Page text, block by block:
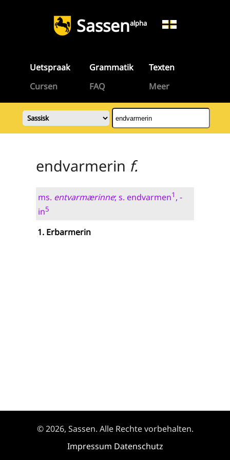
Sassenalpha
Uetspraak Grammatik
Texten
Cursen
FAQ Meer
endvarmerin f.
ms. entvarmærinne; s. endvarmen1 , -
in5
Erbarmerin
© 2026, Sassen. Alle Rechte vorbehalten.
Impressum Datenschutz